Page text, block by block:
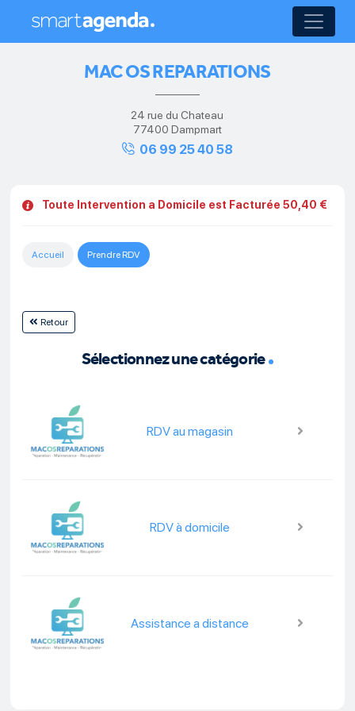
MAC OS REPARATIONS
24 rue du Chateau
77400 Dampmart
06 99 25 40 58
Toute Intervention a Domicile est Facturée 50,40 €
Accueil Prendre RDV
Retour
Sélectionnez une catégorie
RDV au magasin
RDV à domicile
Assistance a distance